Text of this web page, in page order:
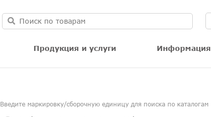
Продукция и услуги Информация
Введите маркировку/сборочную единицу для поиска по каталогам